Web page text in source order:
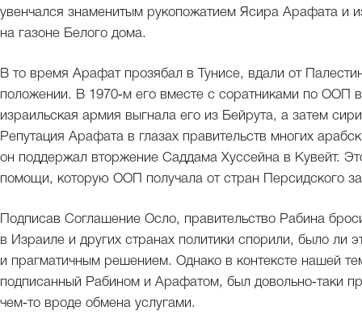
увенчался знаменитым рукопожатием Ясира Арафата и
на газоне Белого дома.
В то время Арафат прозябал в Тунисе, вдали от
положении. В 1970‑м его вместе с соратниками по ООП
израильская армия выгнала его из Бейрута, а затем
Репутация Арафата в глазах правительств многих
он поддержал вторжение Саддама Хуссейна в Кувейт.
помощи, которую ООП получала от стран Персидского
Подписав Соглашение Осло, правительство Рабина
в Израиле и других странах политики спорили, было ли
и прагматичным решением. Однако в контексте нашей
подписанный Рабином и Арафатом, был довольно‑таки
чем‑то вроде обмена услугами.